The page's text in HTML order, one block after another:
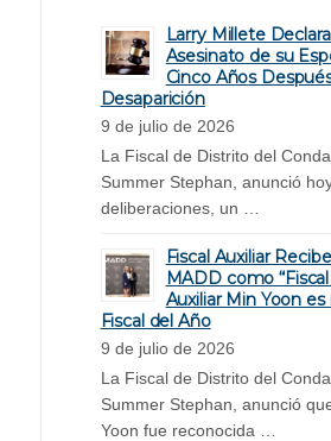
Larry Millete
Asesinato de su
Cinco Años
Desaparición
9 de julio de 2026
La Fiscal de Distrito del
Summer Stephan, anunció
deliberaciones, un …
Fiscal Auxiliar
MADD como
Auxiliar Min Yoon
Fiscal del Año
9 de julio de 2026
La Fiscal de Distrito del
Summer Stephan, anunció
Yoon fue reconocida …